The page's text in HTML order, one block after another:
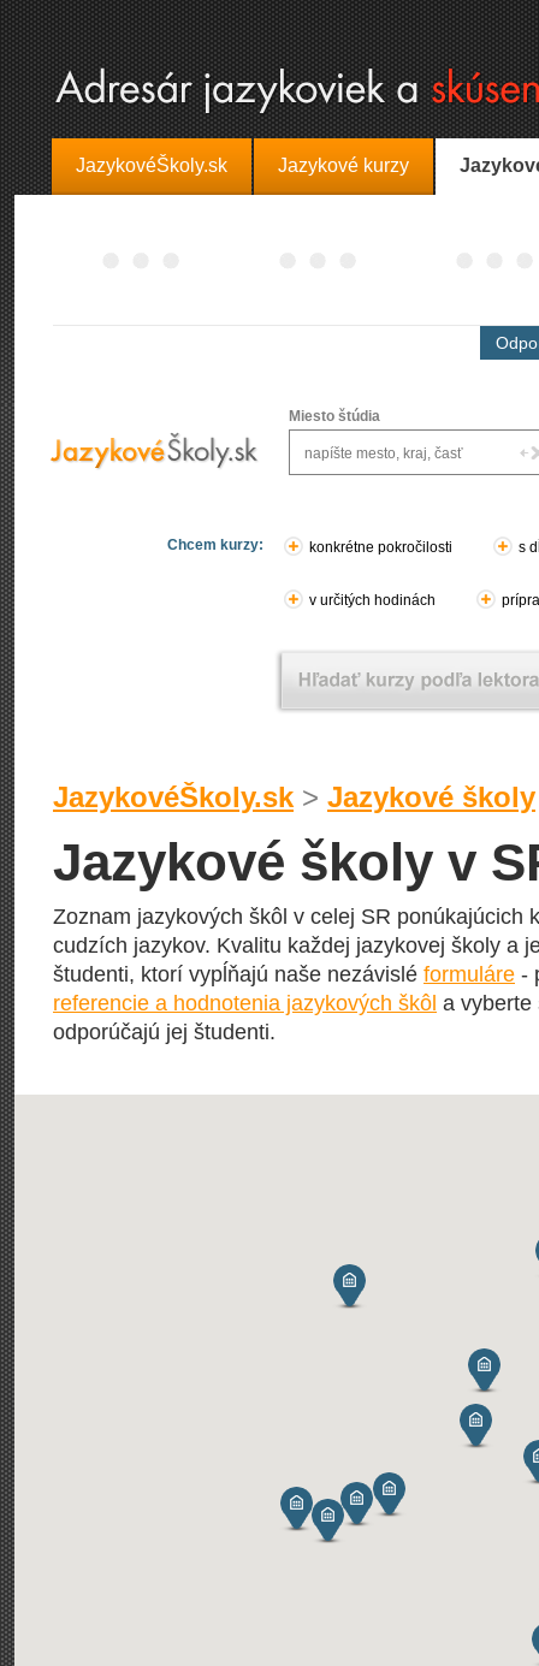
JazykovéŠkoly.sk Jazykové kurzy
Miesto štúdia
Chcem kurzy: konkrétne pokročilosti s
v určitých hodinách
JazykovéŠkoly.sk > Jazykové školy
Jazykové školy v
Zoznam jazykových škôl v celej SR ponúkajúcich
cudzích jazykov. Kvalitu každej jazykovej školy a
študenti, ktorí vypĺňajú naše nezávislé formuláre -
referencie a hodnotenia jazykových škôl a vyberte
odporúčajú jej študenti.